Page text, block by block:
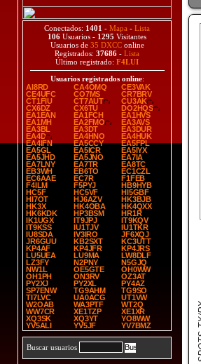
Conectados: 1401 - Mapa - Lista
106 Usuarios - 1295 Visitantes
Usuarios de 35 DXCConline
Registrados: 37686 - Lista
Último registrado: F4LUI
Usuarios registrados online:
AI8RD
CA4OMQ
CE3VAK
CE4UFC
CO7MS
CR7BRV
CT1FIU
CT7AUT
CU3AK
CX6DZ
CX6TU
DO2HQS
EA1EAN
EA1FCH
EA1HVS
EA1MH
EA2FMO
EA3AVS
EA3BL
EA3DT
EA3DUR
EA4D
EA4HNO
EA4HUK
EA4IFN
EA5CCY
EA5FPL
EA5GL
EA5ICR
EA5IYX
EA5JHD
EA5JNO
EA7IA
EA7LNY
EA7TR
EA8TC
EB3WH
EB6TO
EC1CZL
EC6AAE
EC7R
F1FEB
F4ILM
F5PYJ
HB9HYB
HC5F
HC5VF
HI5GBF
HI7OT
HJ6AZV
HK3BJB
HK3X
HK4OBA
HK4QXX
HK6KDK
HP3BSM
HR1R
IK1UGX
IT9JPJ
IT9KQV
IT9KSS
IU1TJV
IU1TKR
IU8SDA
IV3IRO
JF6XQJ
JR6GUU
KB2SXT
KC3UTT
KP4AF
KP4JFR
KP4JRS
LU5UEA
LU9MA
LW8DLF
LZ3FY
N2PNY
N5GJQ
NW1L
OE5GTE
OH0WW
OH1PH
ON3RV
OZ3AT
PY2XJ
PY2XL
PY4AZ
SP7ENW
TG9AHM
TG9SO
TI7LVC
UA0ACG
UT1VW
W2OAB
WA3PTF
WT2Q
WW7CR
XE1TZP
XE1XR
XQ3SK
XQ3YT
YO8WW
YV5ALI
YV5JF YV7BMZ
Buscar usuarios